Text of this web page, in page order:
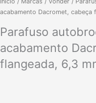
acabamento Dacromet, cabeça
Parafuso
acabamento
flangeada, 6,3
autobrocante
com
acabamento
Dacromet,
cabeça